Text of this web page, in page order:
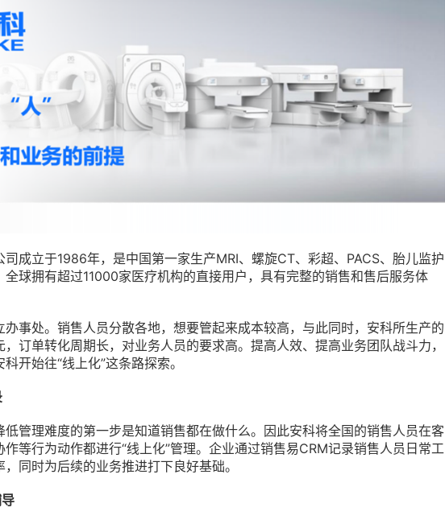
成立于1986年，是中国第一家生产MRI、螺旋CT、彩超、PACS、胎儿监护
球拥有超过11000家医疗机构的直接用户，具有完整的销售和售后服务体
事处。销售人员分散各地，想要管起来成本较高，与此同时，安科所生产的
订单转化周期长，对业务人员的要求高。提高人效、提高业务团队战斗力，
开始往“线上化”这条路探索。
管理难度的第一步是知道销售都在做什么。因此安科将全国的销售人员在客
等行为动作都进行“线上化”管理。企业通过销售易CRM记录销售人员日常工
同时为后续的业务推进打下良好基础。